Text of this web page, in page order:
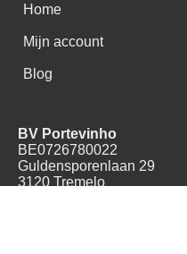
Home
Mijn account
Blog
BV Portevinho
BE0726780022
Guldensporenlaan 29
3120 Tremelo